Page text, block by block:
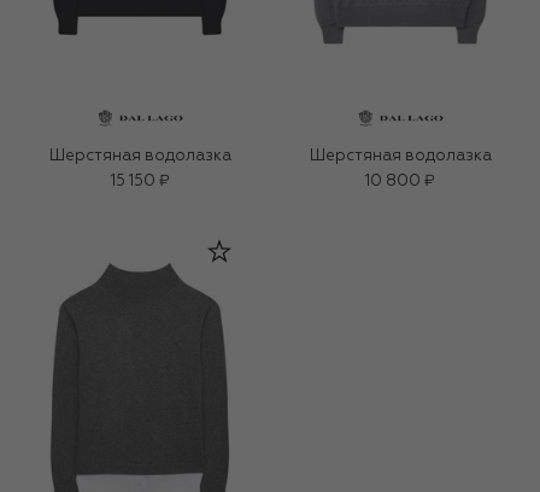
Шерстяная водолазка
15 150 ₽
Шерстяная водолазка
10 800 ₽